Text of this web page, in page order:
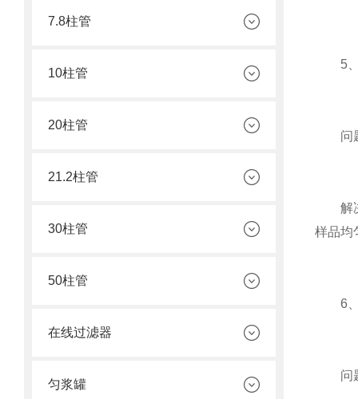
7.8柱管
10柱管
20柱管
21.2柱管
30柱管
50柱管
在线过滤器
匀浆罐
5、
问题
解决
样品均
6、
问题